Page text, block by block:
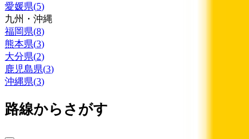
愛媛県(5)
九州・沖縄
福岡県(8)
熊本県(3)
大分県(2)
鹿児島県(3)
沖縄県(3)
路線からさがす